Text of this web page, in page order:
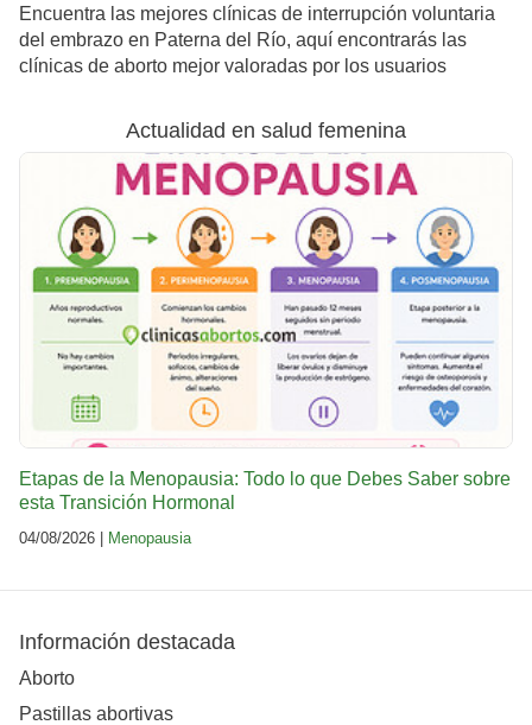
Encuentra las mejores clínicas de interrupción voluntaria
del embrazo en Paterna del Río, aquí encontrarás las
clínicas de aborto mejor valoradas por los usuarios
Actualidad en salud femenina
Etapas de la Menopausia: Todo lo que Debes Saber sobre
esta Transición Hormonal
04/08/2026 | Menopausia
Información destacada
Aborto
Pastillas abortivas